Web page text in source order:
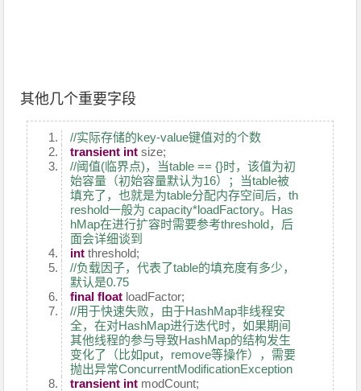
其他几个重要字段
//实际存储的key-value键值对的个数
transient int size;
//阈值(临界点)，当table == {}时，该值为初
始容量（初始容量默认为16）；当table被
填充了，也就是为table分配内存空间后，th
reshold一般为 capacity*loadFactory。Has
hMap在进行扩容时需要参考threshold，后
面会详细谈到
int threshold;
//负载因子，代表了table的填充度有多少，
默认是0.75
final float loadFactor;
//用于快速失败，由于HashMap非线程安
全，在对HashMap进行迭代时，如果期间
其他线程的参与导致HashMap的结构发生
变化了（比如put，remove等操作），需要
抛出异常ConcurrentModificationException
transient int modCount;